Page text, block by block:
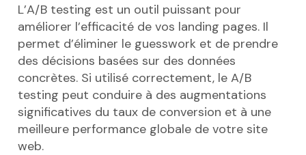
L’A/B testing est un outil puissant pour
améliorer l’efficacité de vos landing pages. Il
permet d’éliminer le guesswork et de prendre
des décisions basées sur des données
concrètes. Si utilisé correctement, le A/B
testing peut conduire à des augmentations
significatives du taux de conversion et à une
meilleure performance globale de votre site
web.